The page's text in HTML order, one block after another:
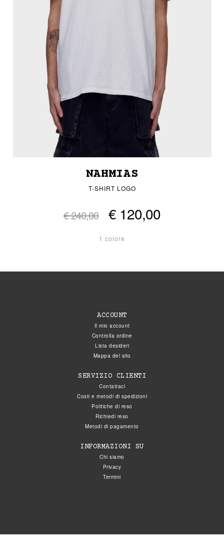
NAHMIAS
T-SHIRT LOGO
€ 240,00 € 120,00
1 colore
ACCOUNT
Il mio account
Controlla ordine
Lista desideri
Mappa del sito
SERVIZIO CLIENTI
Contattaci
Costi e metodi di spedizioni
Politiche di reso
Richiedi reso
Metodi di pagamento
INFORMAZIONI SU
Chi siamo
Privacy
Termini